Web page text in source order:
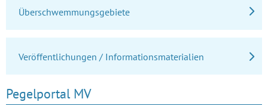
Überschwemmungsgebiete
Veröffentlichungen / Informationsmaterialien
Pegelportal MV